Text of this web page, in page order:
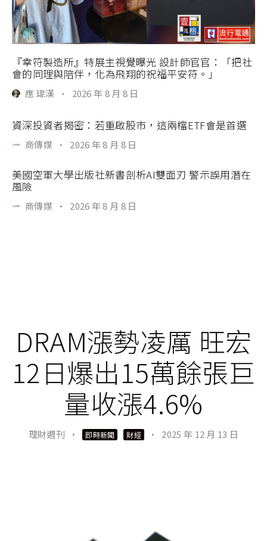
『幸符製造所』特展主視覺曝光 設計師官官：「把社
會的同理與陪伴，化為飛翔的祝福平安符。」
應 瑋漢 · 2026 年 8 月 8 日
資深投資者揭密：若重啟股市，這兩檔ETF會是首選
商傳媒 · 2026 年 8 月 8 日
美國空軍大學出版社新書剖析AI雙面刃 警示誤用潛在
風險
商傳媒 · 2026 年 8 月 8 日
DRAM漲勢凌厲 旺宏
12日爆出15萬餘張巨
量收漲4.6%
理財週刊 · 即時新聞 財經 · 2025 年 12 月 13 日